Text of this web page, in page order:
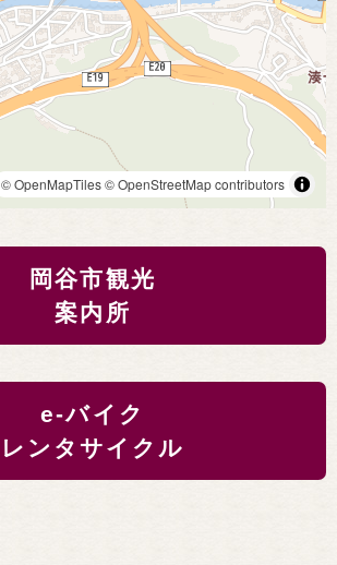
© OpenMapTiles© OpenStreetMap contributors
岡谷市観光
案内所
e-バイク
レンタサイクル